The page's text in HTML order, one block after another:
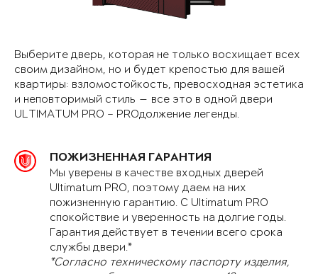
Выберите дверь, которая не только восхищает всех
своим дизайном, но и будет крепостью для вашей
квартиры: взломостойкость, превосходная эстетика
и неповторимый стиль — все это в одной двери
ULTIMATUM PRO – PROдолжение легенды.
ПОЖИЗНЕННАЯ ГАРАНТИЯ
Мы уверены в качестве входных дверей
Ultimatum PRO, поэтому даем на них
пожизненную гарантию. С Ultimatum PRO
спокойствие и уверенность на долгие годы.
Гарантия действует в течении всего срока
службы двери.*
*Согласно техническому паспорту изделия,